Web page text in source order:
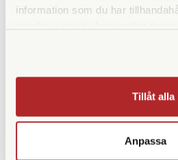
information som du har
Tillåt alla
Anpassa
Nikon Coolpix P1100